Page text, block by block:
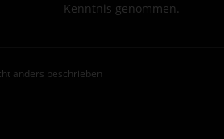
Kenntnis genommen.
anders beschrieben